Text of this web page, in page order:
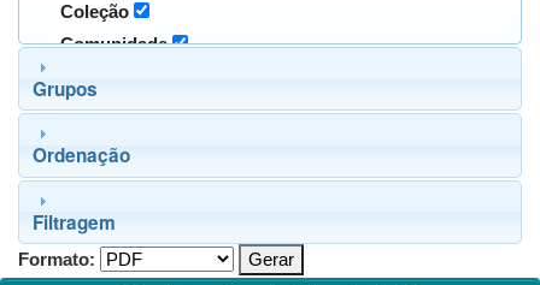
Coleção
Comunidade
Grupos
Ordenação
Filtragem
Formato: